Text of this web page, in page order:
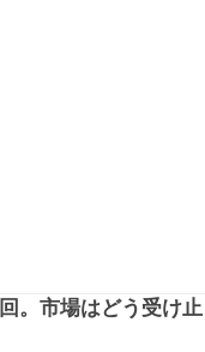
。市場はどう受け止